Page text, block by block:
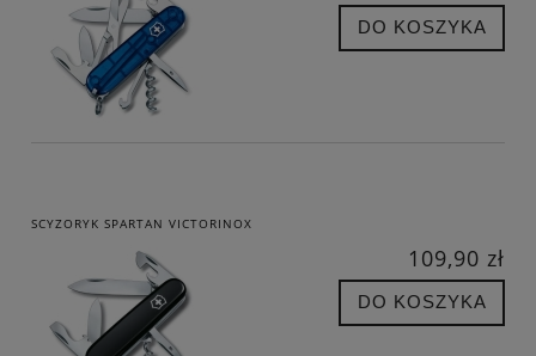
DO KOSZYKA
SCYZORYK SPARTAN VICTORINOX
109,90 zł
DO KOSZYKA